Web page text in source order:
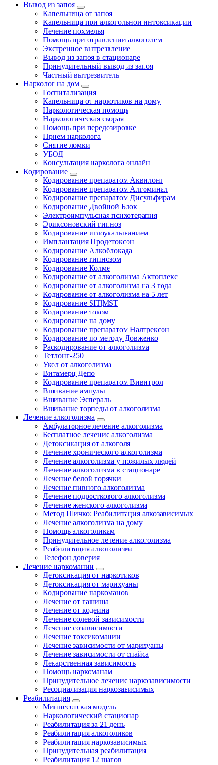
Вывод из запоя
Капельница от запоя
Капельница при алкогольной интоксикации
Лечение похмелья
Помощь при отравлении алкоголем
Экстренное вытрезвление
Вывод из запоя в стационаре
Принудительный вывод из запоя
Частный вытрезвитель
Нарколог на дом
Госпитализация
Капельница от наркотиков на дому
Наркологическая помощь
Наркологическая скорая
Помощь при передозировке
Прием нарколога
Снятие ломки
УБОД
Консультация нарколога онлайн
Кодирование
Кодирование препаратом Аквилонг
Кодирование препаратом Алгоминал
Кодирование препаратом Дисульфирам
Кодирование Двойной Блок
Электроимпульсная психотерапия
Эриксоновский гипноз
Кодирование иглоукалыванием
Имплантация Продетоксон
Кодирование Алкоблокада
Кодирование гипнозом
Кодирование Колме
Кодирование от алкоголизма Актоплекс
Кодирование от алкоголизма на 3 года
Кодирование от алкоголизма на 5 лет
Кодирование SIT|MST
Кодирование током
Кодирование на дому
Кодирование препаратом Налтрексон
Кодирование по методу Довженко
Раскодирование от алкоголизма
Тетлонг-250
Укол от алкоголизма
Витамерц Депо
Кодирование препаратом Вивитрол
Вшивание ампулы
Вшивание Эспераль
Вшивание торпеды от алкоголизма
Лечение алкоголизма
Амбулаторное лечение алкоголизма
Бесплатное лечение алкоголизма
Детоксикация от алкоголя
Лечение хронического алкоголизма
Лечение алкоголизма у пожилых людей
Лечение алкоголизма в стационаре
Лечение белой горячки
Лечение пивного алкоголизма
Лечение подросткового алкоголизма
Лечение женского алкоголизма
Метод Шичко: Реабилитация алкозависимых
Лечение алкоголизма на дому
Помощь алкоголикам
Принудительное лечение алкоголизма
Реабилитация алкоголизма
Телефон доверия
Лечение наркомании
Детоксикация от наркотиков
Детоксикация от марихуаны
Кодирование наркоманов
Лечение от гашиша
Лечение от кодеина
Лечение солевой зависимости
Лечение созависимости
Лечение токсикомании
Лечение зависимости от марихуаны
Лечение зависимости от спайса
Лекарственная зависимость
Помощь наркоманам
Принудительное лечение наркозависимости
Ресоциализация наркозависимых
Реабилитация
Миннесотская модель
Наркологический стационар
Реабилитация за 21 день
Реабилитация алкоголиков
Реабилитация наркозависимых
Принудительная реабилитация
Реабилитация 12 шагов